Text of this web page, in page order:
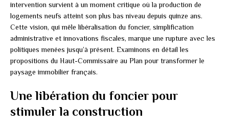
intervention survient à un moment critique où la production de
logements neufs atteint son plus bas niveau depuis quinze ans.
Cette vision, qui mêle libéralisation du foncier, simplification
administrative et innovations fiscales, marque une rupture avec les
politiques menées jusqu’à présent. Examinons en détail les
propositions du Haut-Commissaire au Plan pour transformer le
paysage immobilier français.
Une libération du foncier pour
stimuler la construction